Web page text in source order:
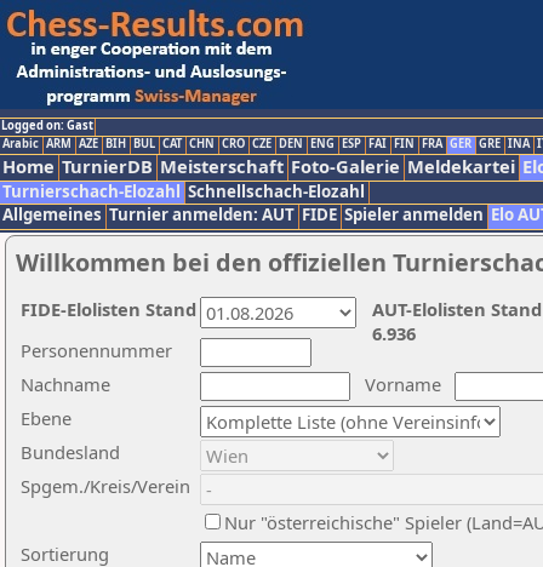
Logged on: Gast
Arabic ARM AZE BIH BUL CAT CHN CRO CZE DEN ENG ESP FAI FIN FRA GER GRE INA
Home TurnierDB Meisterschaft Foto-Galerie Meldekartei
Turnierschach-Elozahl Schnellschach-Elozahl
Allgemeines Turnier anmelden: AUT FIDE Spieler anmelden Elo
Willkommen bei den offiziellen
Nachname
Vorname
Ebene
Sortierung
Personennummer
Bundesland
Spgem./Kreis/Verein
Nur "österreichische" Spieler
AUT-Elolisten
6.936
FIDE-Elolisten Stand